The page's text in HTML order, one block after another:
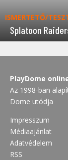
ISMERTETŐ/
Splatoon
PlayDome
Az 1998-ban
Dome utódja
Impresszum
Médiaajánlat
Adatvédelem
RSS